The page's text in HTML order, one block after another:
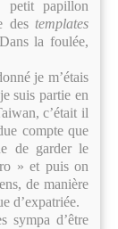
petit papillon
des templates
la foulée,
je m’étais
suis partie en
c’était il
compte que
de garder le
» et puis on
de manière
d’expatriée.
sympa d’être